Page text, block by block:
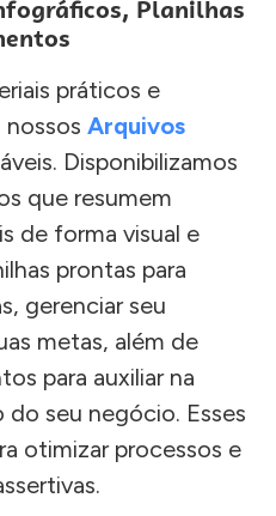
Planilhas
práticos e
nossos Arquivos
Disponibilizamos
que resumem
de forma visual e
prontas para
gerenciar seu
metas, além de
para auxiliar na
seu negócio. Esses
otimizar processos e